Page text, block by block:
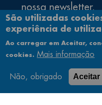
nossa newsletter.
Siga-nos nas redes
São utilizadas
experiência de
Ao carregar em Aceitar,
cookies. Mais informação
Não, obrigado Aceitar